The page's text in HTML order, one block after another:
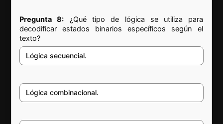
Pregunta 8: ¿Qué tipo de lógica se utiliza para
decodificar estados binarios específicos según el
texto?
Lógica secuencial.
Lógica combinacional.